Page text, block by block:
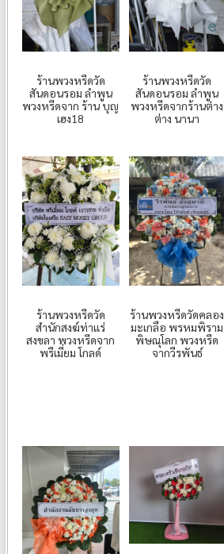
ร้านพวงหรีดวัด
สันดอนรอม ลำพูน
พวงหรีดจาก ร้าน บุญ
เฮง18
ร้านพวงหรีดวัด
สันดอนรอม ลำพูน
พวงหรีดจากร้านต่าง
ต่าง นานา
ร้านพวงหรีดวัด
สำนักสงฆ์ท่าแร่
สงขลา พวงหรีดจาก
พรีเมี่ยม โกลด์
ร้านพวงหรีดวัดคลอง
มะเกลือ พรหมพิราม
พิษณุโลก พวงหรีด
จากวีรพันธ์